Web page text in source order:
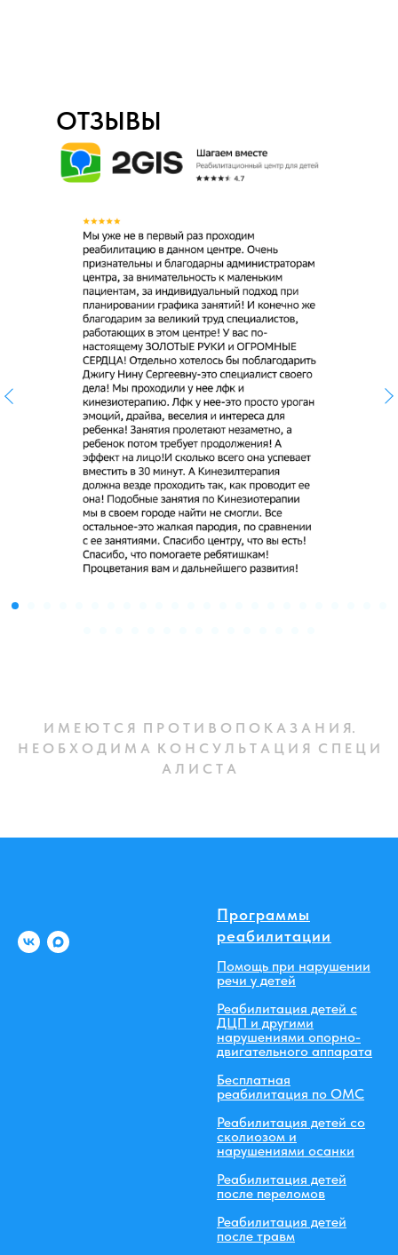
ОТЗЫВЫ
И М Е Ю Т С Я П Р О Т И В О П О К А З А Н И Я.
Н Е О Б Х О Д И М А К О Н С У Л Ь Т А Ц И Я С П Е Ц И
А Л И С Т А
Программы
реабилитации
Помощь при нарушении
речи у детей
Реабилитация детей с
ДЦП и другими
нарушениями опорно-
двигательного аппарата
Бесплатная
реабилитация по ОМС
Реабилитация детей со
сколиозом и
нарушениями осанки
Реабилитация детей
после переломов
Реабилитация детей
после травм